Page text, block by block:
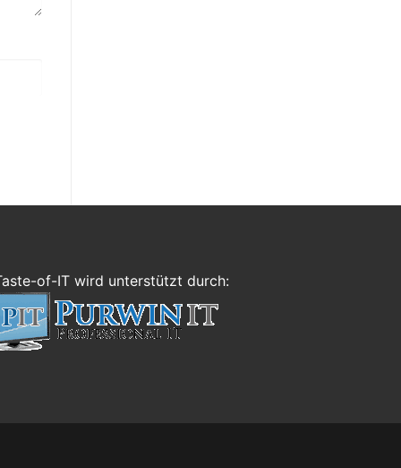
of-IT wird unterstützt durch: